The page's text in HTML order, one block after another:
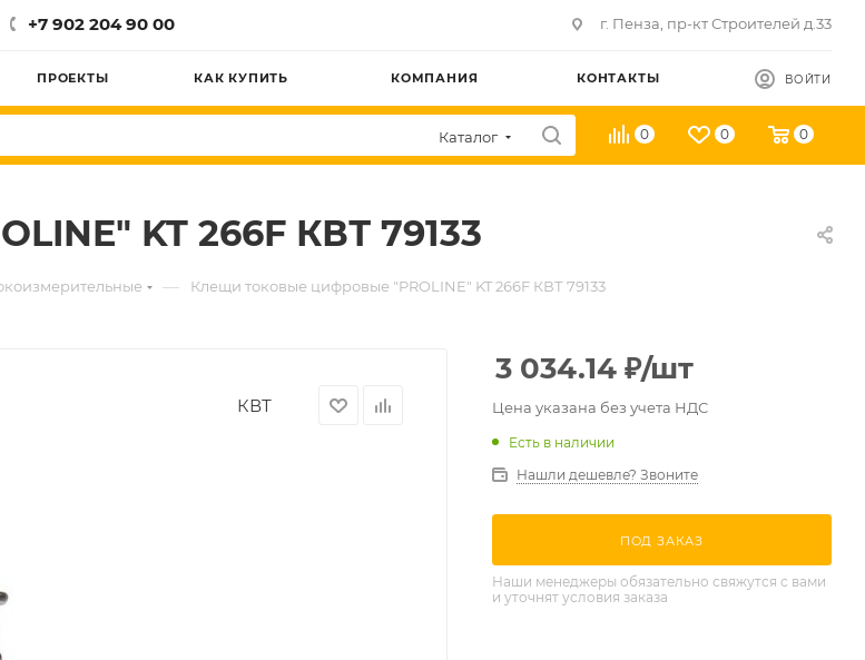
+7 902 204 90 00 г. Пенза, пр-кт Строителей д.33
ПРОЕКТЫ КАК КУПИТЬ КОМПАНИЯ КОНТАКТЫ ВОЙТИ
Каталог 0 0 0
KT 266F КВТ 79133
— Клещи токовые цифровые "PROLINE" KT 266F КВТ 79133
КВТ
3 034.14 ₽/шт
Цена указана без учета НДС
Есть в наличии
Нашли дешевле? Звоните
ПОД ЗАКАЗ
Наши менеджеры обязательно свяжутся с вами
и уточнят условия заказа